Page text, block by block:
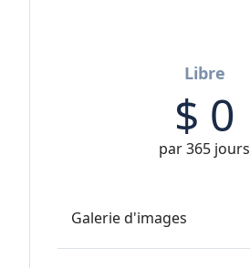
Libre
$ 0
par 365 jours
Galerie d'images